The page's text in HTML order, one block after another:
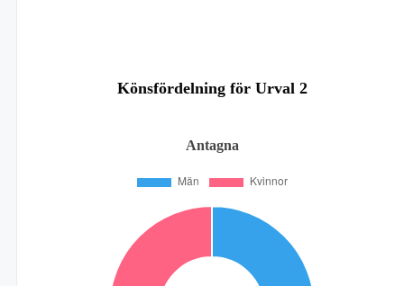
Könsfördelning för Urval 2
Antagna